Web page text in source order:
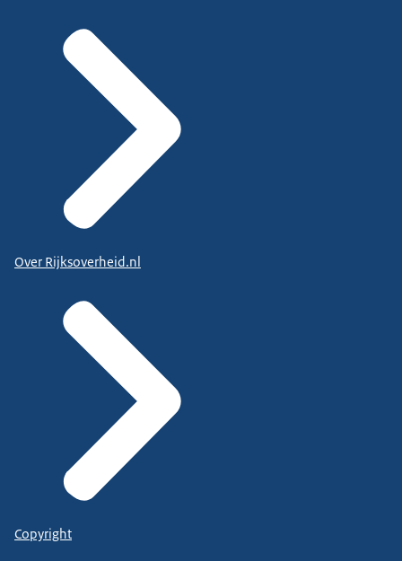
Over Rijksoverheid.nl
Copyright